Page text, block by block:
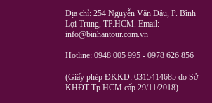
Địa chỉ: 254 Nguyễn Văn Đậu, P. Bình
Lợi Trung, TP.HCM. Email:
info@binhantour.com.vn
Hotline: 0948 005 995 - 0978 626 856
(Giấy phép ĐKKD: 0315414685 do Sở
KHĐT Tp.HCM cấp 29/11/2018)